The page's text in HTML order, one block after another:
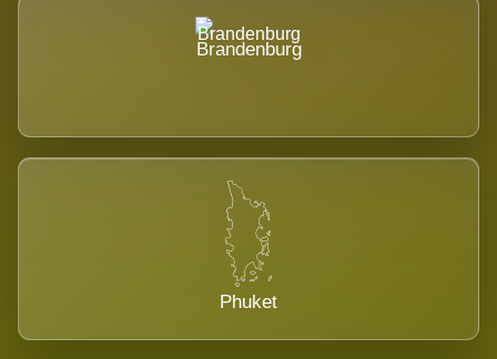
Brandenburg
Phuket